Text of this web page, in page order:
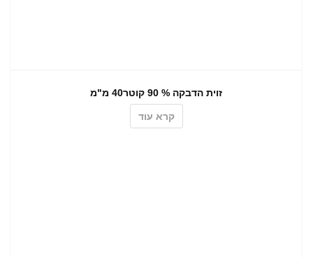
זוית הדבקה % 90 קוטר40 מ"מ
קרא עוד